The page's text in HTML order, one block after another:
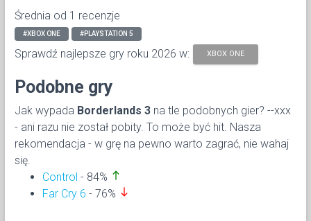
Średnia od 1 recenzje
#XBOX ONE #PLAYSTATION 5
Sprawdź najlepsze gry roku 2026 w: XBOX ONE
Podobne gry
Jak wypada Borderlands 3 na tle podobnych gier? --xxx
- ani razu nie został pobity. To może być hit. Nasza
rekomendacja - w grę na pewno warto zagrać, nie wahaj
się.
Control - 84% north
Far Cry 6 - 76% south